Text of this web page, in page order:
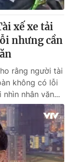
xế xe tải
nhưng cần
rằng người tài
không có lỗi
nhân văn...